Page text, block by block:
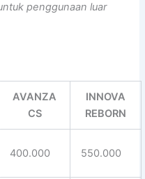
penggunaan luar
AVANZA
CS
INNOVA
REBORN
400.000 550.000